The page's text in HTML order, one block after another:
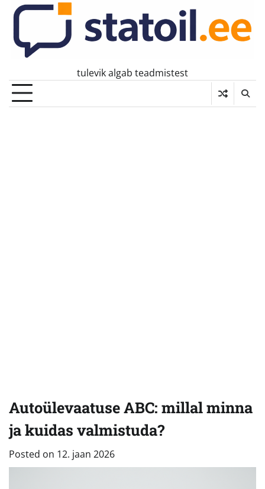
Skip
content
tulevik algab teadmistest
Autoülevaatuse ABC: millal minna
ja kuidas valmistuda?
Posted on 12. jaan 2026